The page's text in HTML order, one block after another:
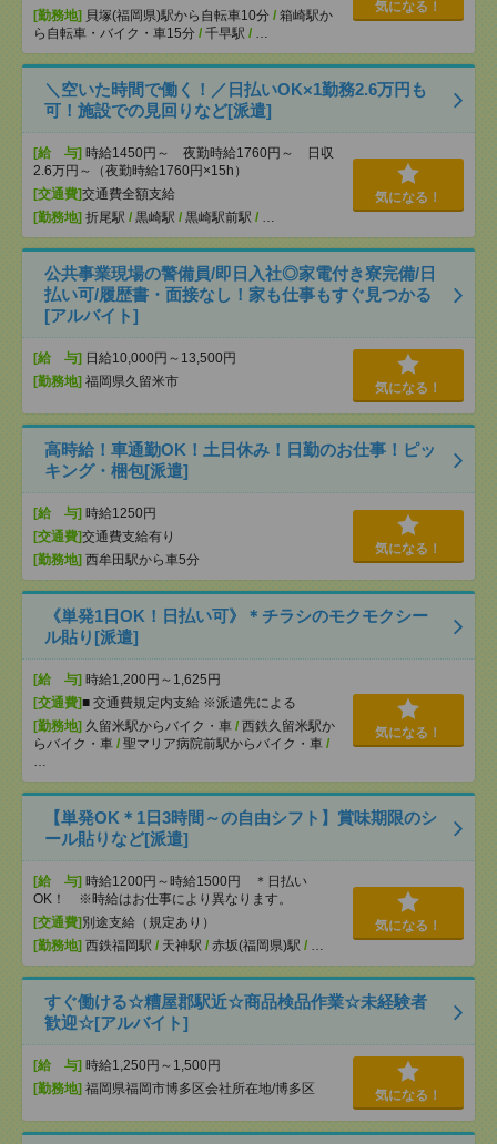
[勤務地] 貝塚(福岡県)駅から自転車10分 / 箱崎駅か
ら自転車・バイク・車15分 / 千早駅 / …
気になる！
＼空いた時間で働く！／日払いOK×1勤務2.6万円も
可！施設での見回りなど[派遣]
[給 与] 時給1450円～ 夜勤時給1760円～ 日収
2.6万円～（夜勤時給1760円×15h）
[交通費]交通費全額支給
[勤務地] 折尾駅 / 黒崎駅 / 黒崎駅前駅 / …
気になる！
公共事業現場の警備員/即日入社◎家電付き寮完備/日
払い可/履歴書・面接なし！家も仕事もすぐ見つかる
[アルバイト]
[給 与] 日給10,000円～13,500円
[勤務地] 福岡県久留米市 気になる！
高時給！車通勤OK！土日休み！日勤のお仕事！ピッ
キング・梱包[派遣]
[給 与] 時給1250円
[交通費]交通費支給有り
[勤務地] 西牟田駅から車5分
気になる！
《単発1日OK！日払い可》＊チラシのモクモクシー
ル貼り[派遣]
[給 与] 時給1,200円～1,625円
[交通費]■ 交通費規定内支給 ※派遣先による
[勤務地] 久留米駅からバイク・車 / 西鉄久留米駅か
らバイク・車 / 聖マリア病院前駅からバイク・車 /
…
気になる！
【単発OK＊1日3時間～の自由シフト】賞味期限のシ
ール貼りなど[派遣]
[給 与] 時給1200円～時給1500円 ＊日払い
OK！ ※時給はお仕事により異なります。
[交通費] 別途支給（規定あり）
[勤務地] 西鉄福岡駅 / 天神駅 / 赤坂(福岡県)駅 / …
気になる！
すぐ働ける☆糟屋郡駅近☆商品検品作業☆未経験者
歓迎☆[アルバイト]
[給 与] 時給1,250円～1,500円
[勤務地] 福岡県福岡市博多区会社所在地/博多区 気になる！